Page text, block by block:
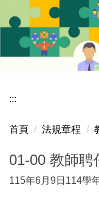
:::
首頁 法規章程
01-00 教師聘
115年6月9日114學